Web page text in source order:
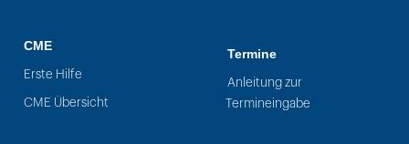
CME
Erste Hilfe
CME Übersicht
Termine
Anleitung zur
Termineingabe